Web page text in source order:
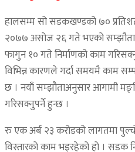
हालसम्म सो सडकखण्डको ७०
२०७७ असोज २६ गते भएको
फागुन १० गते निर्माणको काम
विभिन्न कारणले गर्दा समयमै काम
छ । नयाँ सम्झौताअनुसार आगामी
गरिसक्नुपर्ने हुन्छ ।
रु एक अर्ब २३ करोडको लागतमा
विस्तारको काम भइरहेको हो । सडक